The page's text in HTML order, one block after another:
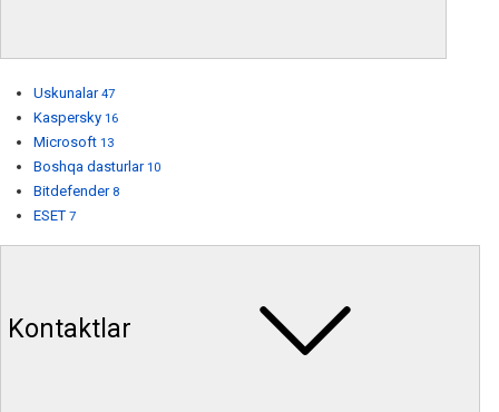
Uskunalar 47
Kaspersky 16
Microsoft 13
Boshqa dasturlar 10
Bitdefender 8
ESET 7
Kontaktlar